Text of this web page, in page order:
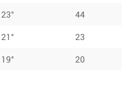
23°
44
21°
23
19° 20